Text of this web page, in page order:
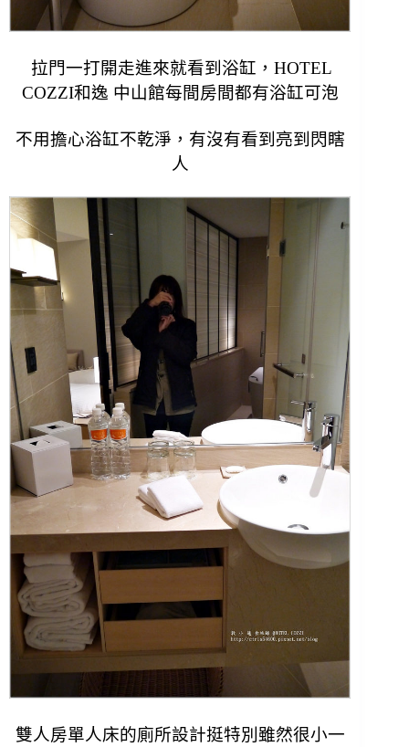
拉門一打開走進來就看到浴缸，HOTEL
COZZI和逸 中山館每間房間都有浴缸可泡
不用擔心浴缸不乾淨，有沒有看到亮到閃瞎
人
雙人房單人床的廁所設計挺特別 雖然很小一